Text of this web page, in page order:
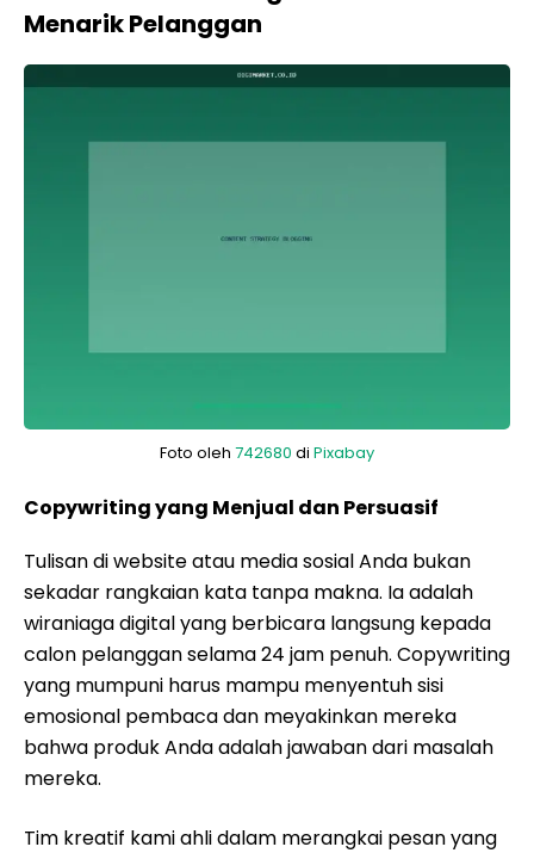
Menarik Pelanggan
Foto oleh 742680 di Pixabay
Copywriting yang Menjual dan Persuasif
Tulisan di website atau media sosial Anda bukan
sekadar rangkaian kata tanpa makna. Ia adalah
wiraniaga digital yang berbicara langsung kepada
calon pelanggan selama 24 jam penuh. Copywriting
yang mumpuni harus mampu menyentuh sisi
emosional pembaca dan meyakinkan mereka
bahwa produk Anda adalah jawaban dari masalah
mereka.
Tim kreatif kami ahli dalam merangkai pesan yang